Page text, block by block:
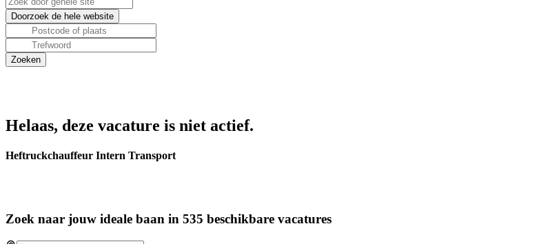
Helaas, deze vacature is niet actief.
Heftruckchauffeur Intern Transport
Zoek naar jouw ideale baan in 535 beschikbare vacatures